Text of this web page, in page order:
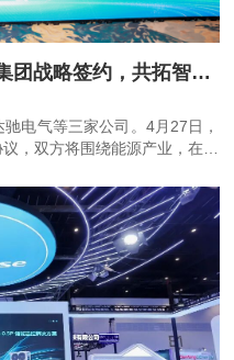
海信收购达驰电气，与水发集团战略签约，共拓智慧能源新蓝海
电气等三家公司。4月27日，
，双方将围绕能源产业，在智
科林电气、达驰电气等共同发
慧能源赛道。